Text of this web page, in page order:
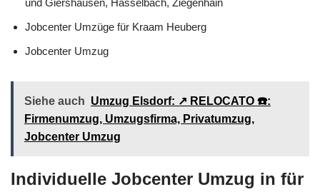
und Giershausen, Hasselbach, Ziegenhain
Jobcenter Umzüge für Kraam Heuberg
Jobcenter Umzug
Siehe auch Umzug Elsdorf: ↗️ RELOCATO ☎️:
Firmenumzug, Umzugsfirma, Privatumzug,
Jobcenter Umzug
Individuelle Jobcenter Umzug in für